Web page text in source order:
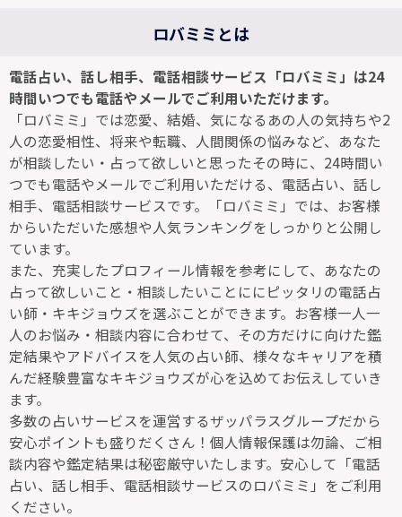
ロバミミとは
電話占い、話し相手、電話相談サービス「ロバミミ」は24
時間いつでも電話やメールでご利用いただけます。
「ロバミミ」では恋愛、結婚、気になるあの人の気持ちや2
人の恋愛相性、将来や転職、人間関係の悩みなど、あなた
が相談したい・占って欲しいと思ったその時に、24時間い
つでも電話やメールでご利用いただける、電話占い、話し
相手、電話相談サービスです。「ロバミミ」では、お客様
からいただいた感想や人気ランキングをしっかりと公開し
ています。
また、充実したプロフィール情報を参考にして、あなたの
占って欲しいこと・相談したいことににピッタリの電話占
い師・キキジョウズを選ぶことができます。お客様一人一
人のお悩み・相談内容に合わせて、その方だけに向けた鑑
定結果やアドバイスを人気の占い師、様々なキャリアを積
んだ経験豊富なキキジョウズが心を込めてお伝えしていき
ます。
多数の占いサービスを運営するザッパラスグループだから
安心ポイントも盛りだくさん！個人情報保護は勿論、ご相
談内容や鑑定結果は秘密厳守いたします。安心して「電話
占い、話し相手、電話相談サービスのロバミミ」をご利用
ください。